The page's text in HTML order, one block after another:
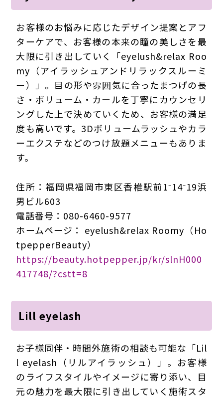
お客様のお悩みに応じたデザイン提案とアフ
ターケアで、お客様の本来の瞳の美しさを最
大限に引き出していく「eyelush&relax Roo
my（アイラッシュアンドリラックスルーミ
ー）」。目の形や雰囲気に合ったまつげの長
さ・ボリューム・カールを丁寧にカウンセリ
ングした上で決めていくため、お客様の満足
度も高いです。3Dボリュームラッシュやカラ
ーエクステなどのつけ放題メニューもありま
す。
住所：福岡県福岡市東区香椎駅前1⁻14⁻19浜
男ビル603
電話番号：080-6460-9577
ホームページ： eyelush&relax Roomy（Ho
tpepperBeauty）
https://beauty.hotpepper.jp/kr/slnH000
417748/?cstt=8
Lill eyelash
お子様同伴・時間外施術の相談も可能な「Lil
l eyelash（リルアイラッシュ）」。お客様
のライフスタイルやイメージに寄り添い、目
元の魅力を最大限に引き出していく施術スタ